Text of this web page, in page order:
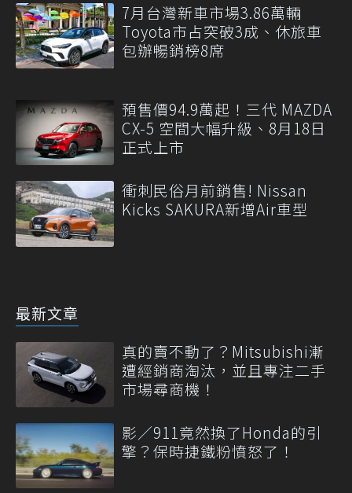
7月台灣新車市場3.86萬輛
Toyota市占突破3成、休旅車
包辦暢銷榜8席
預售價94.9萬起！三代 MAZDA
CX-5 空間大幅升級、8月18日
正式上市
衝刺民俗月前銷售! Nissan
Kicks SAKURA新增Air車型
最新文章
真的賣不動了？Mitsubishi漸
遭經銷商淘汰，並且專注二手
市場尋商機！
影／911竟然換了Honda的引
擎？保時捷鐵粉憤怒了！